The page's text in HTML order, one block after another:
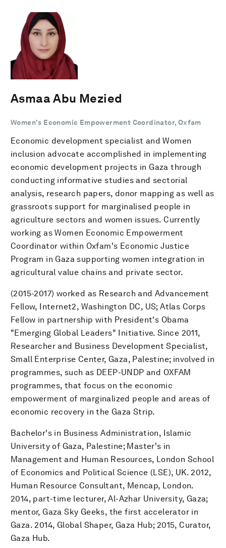
Asmaa Abu Mezied
Women's Economic Empowerment Coordinator, Oxfam
Economic development specialist and Women
inclusion advocate accomplished in implementing
economic development projects in Gaza through
conducting informative studies and sectorial
analysis, research papers, donor mapping as well as
grassroots support for marginalised people in
agriculture sectors and women issues. Currently
working as Women Economic Empowerment
Coordinator within Oxfam's Economic Justice
Program in Gaza supporting women integration in
agricultural value chains and private sector.
(2015-2017) worked as Research and Advancement
Fellow, Internet2, Washington DC, US; Atlas Corps
Fellow in partnership with President's Obama
"Emerging Global Leaders" Initiative. Since 2011,
Researcher and Business Development Specialist,
Small Enterprise Center, Gaza, Palestine; involved in
programmes, such as DEEP-UNDP and OXFAM
programmes, that focus on the economic
empowerment of marginalized people and areas of
economic recovery in the Gaza Strip.
Bachelor's in Business Administration, Islamic
University of Gaza, Palestine; Master's in
Management and Human Resources, London School
of Economics and Political Science (LSE), UK. 2012,
Human Resource Consultant, Mencap, London.
2014, part-time lecturer, Al-Azhar University, Gaza;
mentor, Gaza Sky Geeks, the first accelerator in
Gaza. 2014, Global Shaper, Gaza Hub; 2015, Curator,
Gaza Hub.